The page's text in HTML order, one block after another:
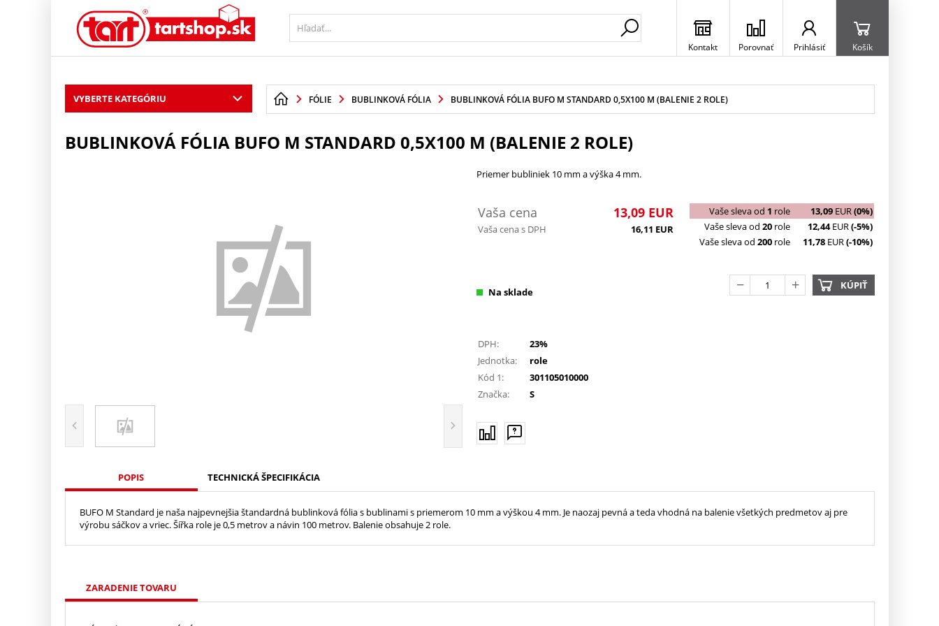
Kontakt Porovnať Prihlásiť Košík
VYBERTE KATEGÓRIU FÓLIE BUBLINKOVÁ FÓLIA BUBLINKOVÁ FÓLIA BUFO M STANDARD 0,5X100 M (BALENIE 2 ROLE)
BUBLINKOVÁ FÓLIA BUFO M STANDARD 0,5X100 M (BALENIE 2 ROLE)
Priemer bubliniek 10 mm a výška 4 mm.
Vaša cena 13,09 EUR
Vaša cena s DPH 16,11 EUR
Vaše sleva od 1 role 13,09EUR(0%)
Vaše sleva od 20role 12,44EUR(-5%)
Vaše sleva od 200role 11,78EUR(-10%)
Na sklade
KÚPIŤ
DPH:
23%
Jednotka:
role
Kód 1:
301105010000
Značka:
S
POPIS TECHNICKÁ ŠPECIFIKÁCIA
BUFO M Standard je naša najpevnejšia štandardná bublinková fólia s bublinami s priemerom 10 mm a výškou 4 mm. Je naozaj pevná a teda vhodná na balenie všetkých predmetov aj pre
výrobu sáčkov a vriec. Šířka role je 0,5 metrov a návin 100 metrov. Balenie obsahuje 2 role.
ZARADENIE TOVARU